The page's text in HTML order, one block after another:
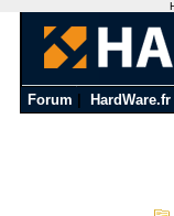
Forum HardWare.fr